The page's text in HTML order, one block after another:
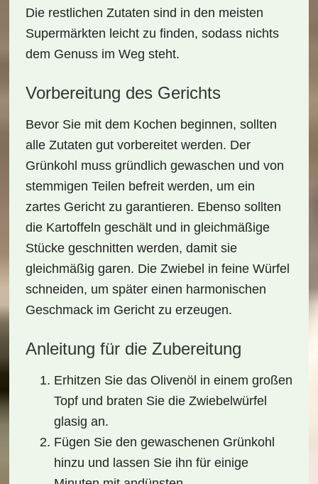
Die restlichen Zutaten sind in den meisten
Supermärkten leicht zu finden, sodass nichts
dem Genuss im Weg steht.
Vorbereitung des Gerichts
Bevor Sie mit dem Kochen beginnen, sollten
alle Zutaten gut vorbereitet werden. Der
Grünkohl muss gründlich gewaschen und von
stemmigen Teilen befreit werden, um ein
zartes Gericht zu garantieren. Ebenso sollten
die Kartoffeln geschält und in gleichmäßige
Stücke geschnitten werden, damit sie
gleichmäßig garen. Die Zwiebel in feine Würfel
schneiden, um später einen harmonischen
Geschmack im Gericht zu erzeugen.
Anleitung für die Zubereitung
Erhitzen Sie das Olivenöl in einem großen
Topf und braten Sie die Zwiebelwürfel
glasig an.
Fügen Sie den gewaschenen Grünkohl
hinzu und lassen Sie ihn für einige